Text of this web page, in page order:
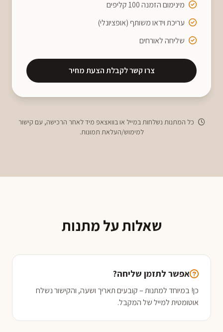
מינימום הזמנה 100 קליפים
עריכת וידאו משותף (אופציונלי)
שליחה לאורחים
צרו קשר לקבלת הצעת מחיר
כל המתנות נשלחות במייל או בוואצאפ מיד לאחר הרכישה, עם קישור
למימוש/העלאת תמונות.
שאלות על מתנות
אפשר לתזמן שליחה?
כן! במיוחד למתנות – קובעים תאריך ושעה, והקישור נשלח
אוטומטית למייל של המקבל.